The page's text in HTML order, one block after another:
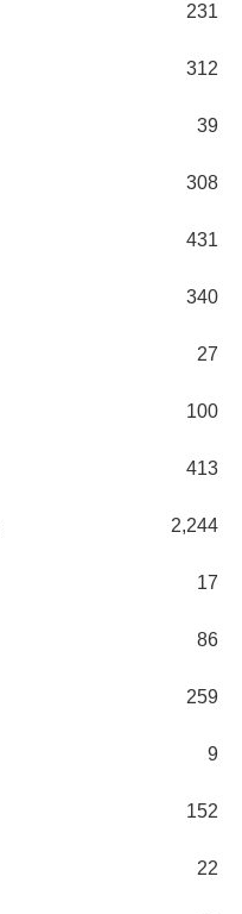
231
312
39
308
431
340
27
100
413
2,244
17
86
259
9
152
22